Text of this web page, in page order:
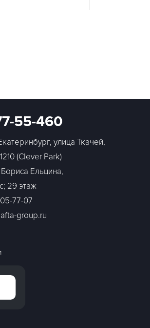
55-460
улица Ткачей,
(Clever Park)
Ельцина,
29 этаж
77-07
group.ru